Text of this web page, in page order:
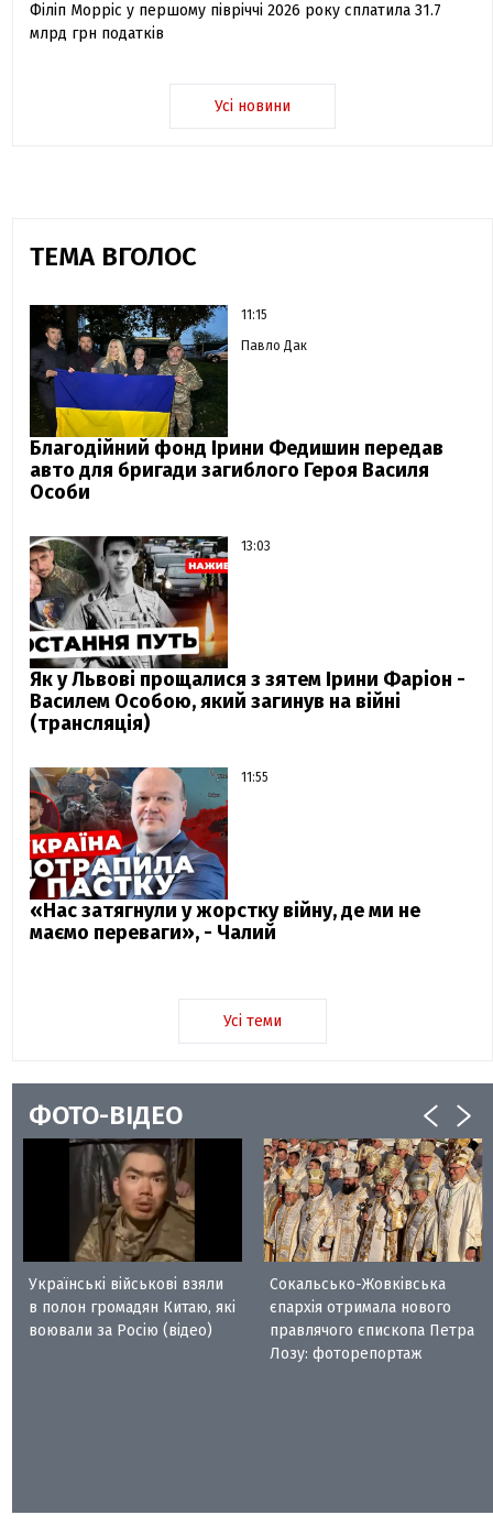
Філіп Морріс у першому півріччі 2026 року сплатила 31.7
млрд грн податків
Усі новини
ТЕМА ВГОЛОС
11:15
Павло Дак
Благодійний фонд Ірини Федишин передав
авто для бригади загиблого Героя Василя
Особи
13:03
Як у Львові прощалися з зятем Ірини Фаріон -
Василем Особою, який загинув на війні
(трансляція)
11:55
«Нас затягнули у жорстку війну, де ми не
маємо переваги», - Чалий
Усі теми
ФОТО-ВІДЕО
Українські військові взяли
в полон громадян Китаю, які
воювали за Росію (відео)
Сокальсько-Жовківська
єпархія отримала нового
правлячого єпископа Петра
Лозу: фоторепортаж